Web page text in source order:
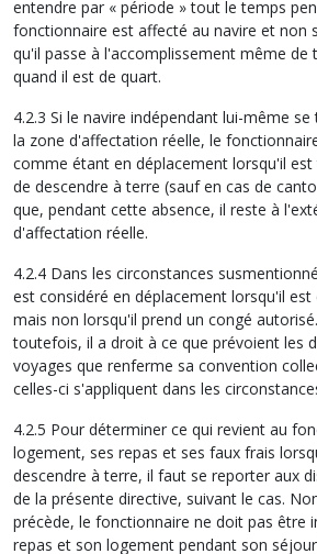
entendre par « période » tout le temps
fonctionnaire est affecté au navire et non
qu'il passe à l'accomplissement même de
quand il est de quart.
4.2.3 Si le navire indépendant lui-même
la zone d'affectation réelle, le
comme étant en déplacement lorsqu'il
de descendre à terre (sauf en cas de
que, pendant cette absence, il reste à
d'affectation réelle.
4.2.4 Dans les circonstances
est considéré en déplacement lorsqu'il
mais non lorsqu'il prend un congé
toutefois, il a droit à ce que prévoient les
voyages que renferme sa convention
celles-ci s'appliquent dans les
4.2.5 Pour déterminer ce qui revient au
logement, ses repas et ses faux frais
descendre à terre, il faut se reporter aux
de la présente directive, suivant le cas.
précède, le fonctionnaire ne doit pas être
repas et son logement pendant son